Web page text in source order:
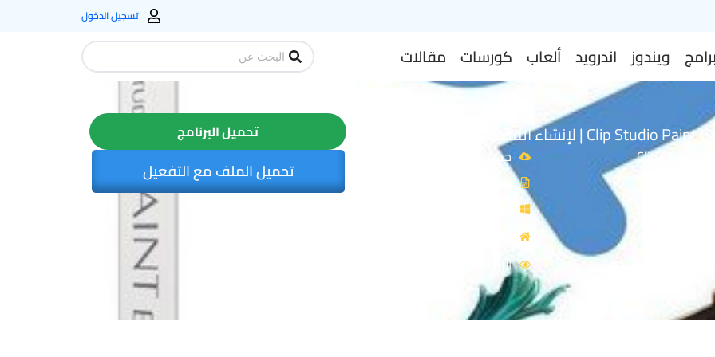
تسجيل الدخول
برامج ويندوز اندرويد ألعاب كورسات مقالات
Search
...
المتحركة والكرتونية
حجم الملف: 474 MB
الزيارات : 4843
تحميل البرنامج
تحميل الملف مع التفعيل